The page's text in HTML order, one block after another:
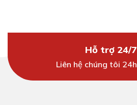
Hỗ trợ 24/7
Liên hệ chúng tôi 24h